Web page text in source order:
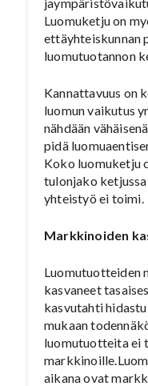
Luomuketju on
ettäyhteiskunnan
luomutuotannon
Kannattavuus on
luomun vaikutus
nähdään
pidä
Koko luomuketju
tulonjako
yhteistyö ei toimi.
Markkinoiden
Luomutuotteiden
kasvaneet
kasvutahti
mukaan
luomutuotteita ei
aikana ovat